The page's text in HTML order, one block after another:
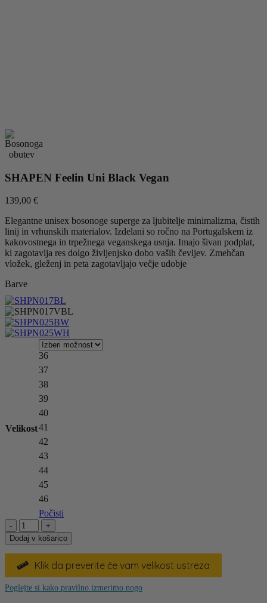
SHAPEN Feelin Uni Black Vegan
139,00 €
Elegantne unisex bosonoge superge za ljubitelje minimalizma, čistih
linij in vrhunskih materialov. Izdelani so ročno na Portugalskem iz
kakovostnega in trpežnega veganskega usnja. Imajo šivan podplat,
ki zagotavlja res dolgo življenjsko dobo vaših čevljev. Zmehčan
vložek, gleženj in peta zagotavljajo večje udobje
Velikost
36
37
38
39
40
41
42
43
44
45
46
Počisti
SHAPEN
Feelin
Uni
Black
Vegan
količina
Dodaj v košarico
 Klik da preverite če vam velikost ustreza
Poglejte si kako pravilno izmerimo nogo